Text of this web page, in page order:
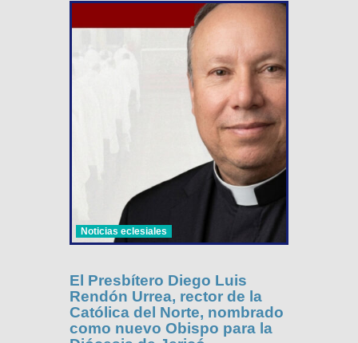
Noticias eclesiales
El Presbítero Diego Luis
Rendón Urrea, rector de la
Católica del Norte, nombrado
como nuevo Obispo para la